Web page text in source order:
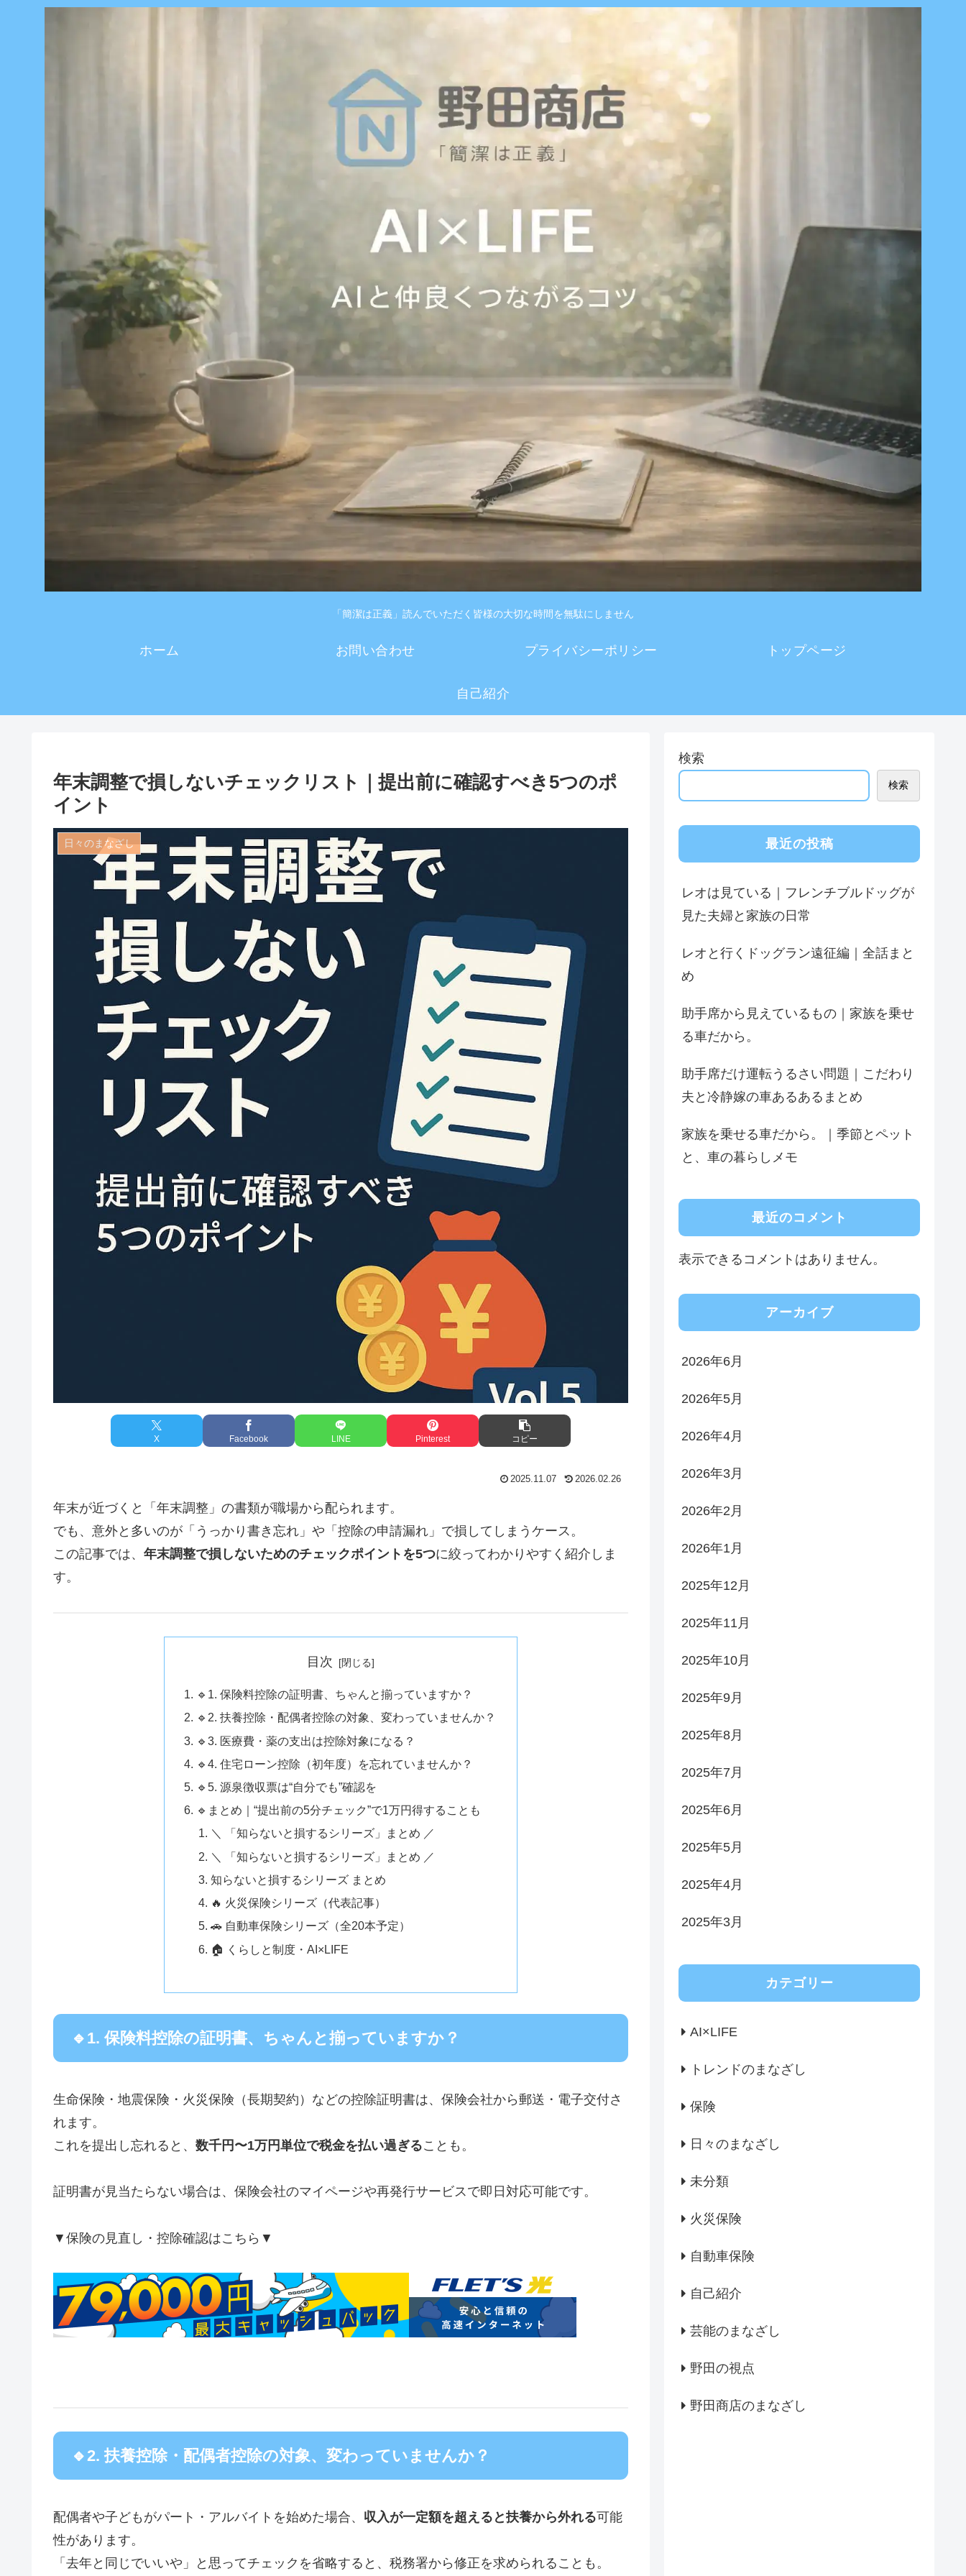
「簡潔は正義」読んでいただく皆様の大切な時間を無駄にしません
ホーム お問い合わせ プライバシーポリシー トップページ
自己紹介
年末調整で損しないチェックリスト｜提出前に確認すべき5つのポ
イント
日々のまなざし
X Facebook LINE Pinterest コピー
2025.11.07 2026.02.26
年末が近づくと「年末調整」の書類が職場から配られます。
でも、意外と多いのが「うっかり書き忘れ」や「控除の申請漏れ」で損してしまうケース。
この記事では、 年末調整で損しないためのチェックポイントを5つに絞ってわかりやすく紹介しま
す。
目次
🔹1. 保険料控除の証明書、ちゃんと揃っていますか？
🔹2. 扶養控除・配偶者控除の対象、変わっていませんか？
🔹3. 医療費・薬の支出は控除対象になる？
🔹4. 住宅ローン控除（初年度）を忘れていませんか？
🔹5. 源泉徴収票は“自分でも”確認を
🔹まとめ｜“提出前の5分チェック”で1万円得することも
＼ 「知らないと損するシリーズ」まとめ ／
＼ 「知らないと損するシリーズ」まとめ ／
知らないと損するシリーズ まとめ
🔥 火災保険シリーズ（代表記事）
🚗 自動車保険シリーズ（全20本予定）
🏠 くらしと制度・AI×LIFE
🔹1. 保険料控除の証明書、ちゃんと揃っていますか？
生命保険・地震保険・火災保険（長期契約）などの控除証明書は、保険会社から郵送・電子交付さ
れます。
これを提出し忘れると、 数千円〜1万円単位で税金を払い過ぎることも。
証明書が見当たらない場合は、保険会社のマイページや再発行サービスで即日対応可能です。
▼保険の見直し・控除確認はこちら▼
🔹2. 扶養控除・配偶者控除の対象、変わっていませんか？
配偶者や子どもがパート・アルバイトを始めた場合、 収入が一定額を超えると扶養から外れる可能
性があります。
「去年と同じでいいや」と思ってチェックを省略すると、税務署から修正を求められることも。
検索
検索
最近の投稿
レオは見ている｜フレンチブルドッグが
見た夫婦と家族の日常
レオと行くドッグラン遠征編｜全話まと
め
助手席から見えているもの｜家族を乗せ
る車だから。
助手席だけ運転うるさい問題｜こだわり
夫と冷静嫁の車あるあるまとめ
家族を乗せる車だから。｜季節とペット
と、車の暮らしメモ
最近のコメント
表示できるコメントはありません。
アーカイブ
2026年6月
2026年5月
2026年4月
2026年3月
2026年2月
2026年1月
2025年12月
2025年11月
2025年10月
2025年9月
2025年8月
2025年7月
2025年6月
2025年5月
2025年4月
2025年3月
カテゴリー
AI×LIFE
トレンドのまなざし
保険
日々のまなざし
未分類
火災保険
自動車保険
自己紹介
芸能のまなざし
野田の視点
野田商店のまなざし